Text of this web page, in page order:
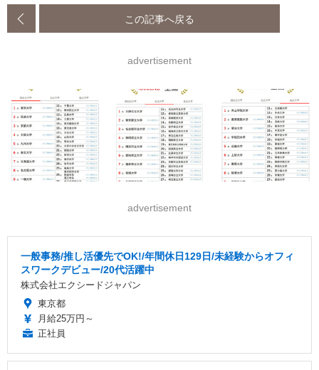
この記事へ戻る
advertisement
advertisement
一般事務/推し活優先でOK!/年間休日129日/未経験からオフィ
スワークデビュー/20代活躍中
株式会社エクシードジャパン
東京都
月給25万円～
正社員